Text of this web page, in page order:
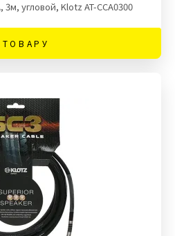
угловой, Klotz AT-CCA0300
ТОВАРУ